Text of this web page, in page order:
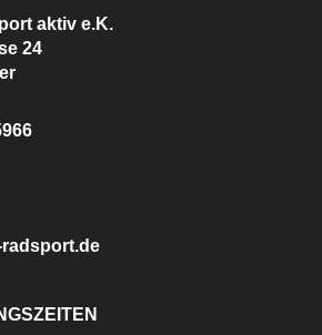
aktiv e.K.
24